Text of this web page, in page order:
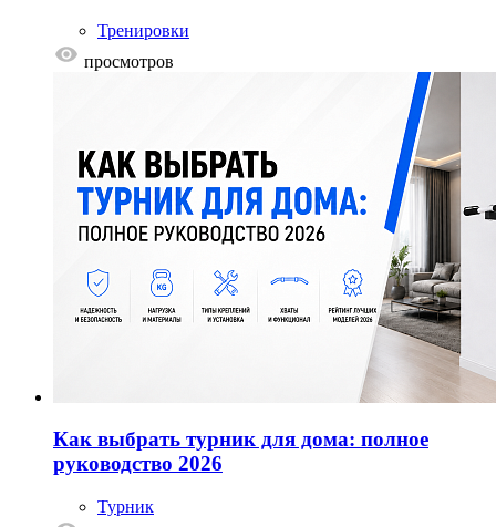
Тренировки
просмотров
Как выбрать турник для дома: полное
руководство 2026
Турник